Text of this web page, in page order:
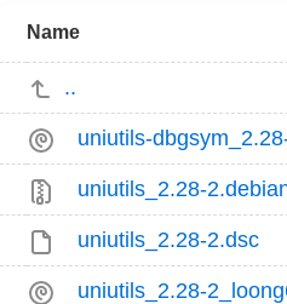
Name
..
uniutils-
uniutils_2.28-
uniutils_2.28-2.dsc
uniutils_2.28-